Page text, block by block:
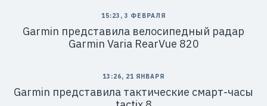
15:23, 3 ФЕВРАЛЯ
Garmin представила велосипедный радар
Garmin Varia RearVue 820
13:26, 21 ЯНВАРЯ
Garmin представила тактические смарт-часы